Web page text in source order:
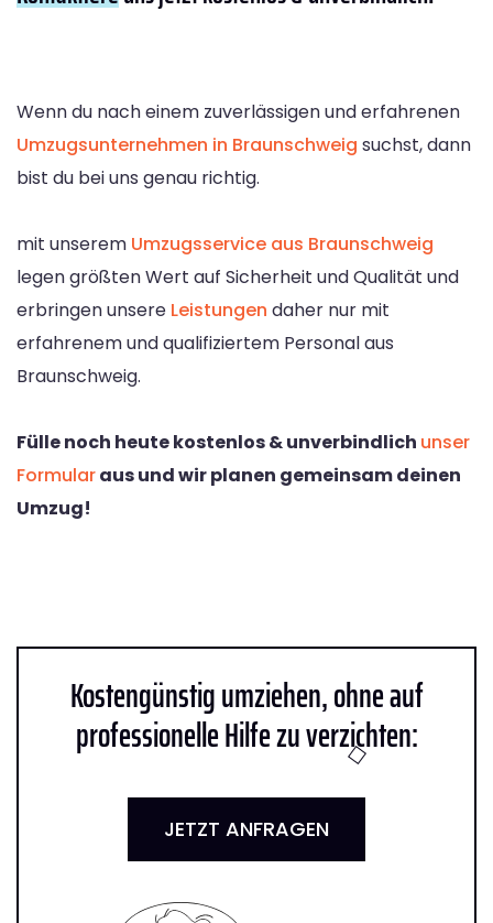
Wenn du nach einem zuverlässigen und erfahrenen
Umzugsunternehmen in Braunschweig suchst, dann
bist du bei uns genau richtig.
mit unserem Umzugsservice aus Braunschweig
legen größten Wert auf Sicherheit und Qualität und
erbringen unsere Leistungen daher nur mit
erfahrenem und qualifiziertem Personal aus
Braunschweig.
Fülle noch heute kostenlos & unverbindlich unser
Formularaus und wir planen gemeinsam deinen
Umzug!
Kostengünstig umziehen, ohne auf
professionelle Hilfe zu verzichten:
JETZT ANFRAGEN